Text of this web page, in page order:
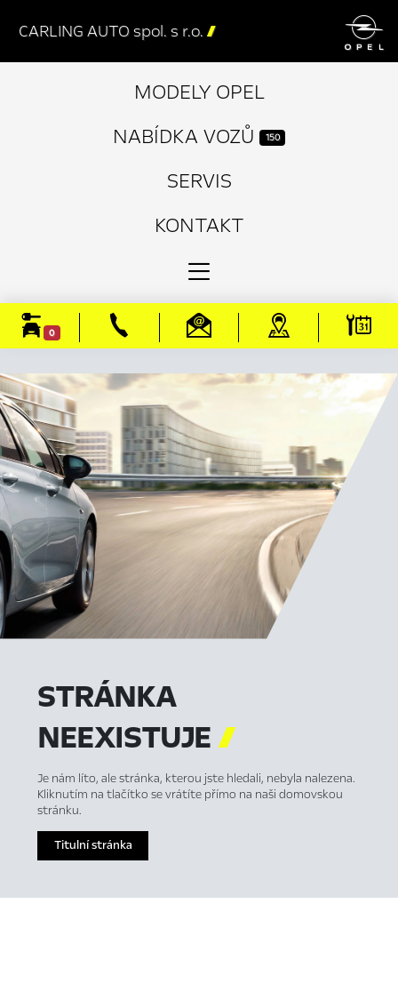

CARLING AUTO spol. s r.o. 
MODELY OPEL
NABÍDKA VOZŮ
150
SERVIS
KONTAKT
0
STRÁNKA
NEEXISTUJE
Je nám líto, ale stránka, kterou jste hledali, nebyla nalezena.
Kliknutím na tlačítko se vrátíte přímo na naši domovskou
stránku.
Titulní stránka